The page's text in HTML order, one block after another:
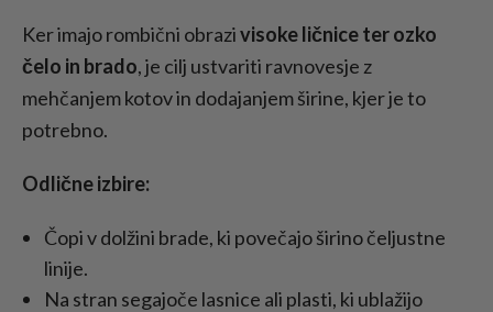
Ker imajo rombični obrazivisoke ličnice ter ozko
čelo in brado, je cilj ustvariti ravnovesje z
mehčanjem kotov in dodajanjem širine, kjer je to
potrebno.
Odlične izbire:
Čopi v dolžini brade, ki povečajo širino čeljustne
linije.
Na stran segajoče lasnice ali plasti, ki ublažijo